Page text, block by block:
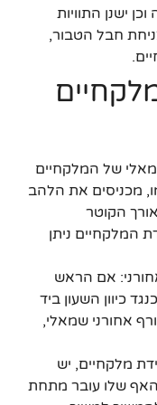
ישנן התוויות
חבל הטבור,
של המלקחיים
מכניסים את הלהב
הקוטר
המלקחיים ניתן
אם הראש
כיוון השעון ביד
אחורני שמאלי,
מלקחיים, יש
שלו עובר מתחת